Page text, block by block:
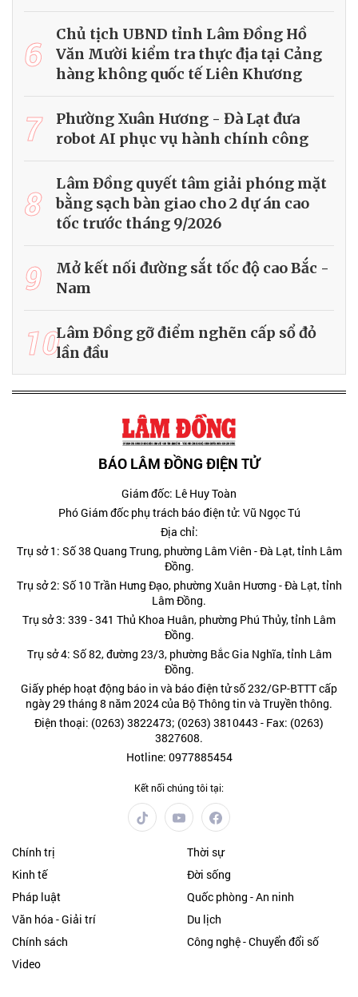
6
Chủ tịch UBND tỉnh Lâm Đồng Hồ
Văn Mười kiểm tra thực địa tại Cảng
hàng không quốc tế Liên Khương
7
Phường Xuân Hương - Đà Lạt đưa
robot AI phục vụ hành chính công
8
Lâm Đồng quyết tâm giải phóng mặt
bằng sạch bàn giao cho 2 dự án cao
tốc trước tháng 9/2026
9
Mở kết nối đường sắt tốc độ cao Bắc -
Nam
10Lâm Đồng gỡ điểm nghẽn cấp sổ đỏ
lần đầu
BÁO LÂM ĐỒNG ĐIỆN TỬ
Giám đốc: Lê Huy Toàn
Phó Giám đốc phụ trách báo điện tử: Vũ Ngọc Tú
Địa chỉ:
Trụ sở 1: Số 38 Quang Trung, phường Lâm Viên - Đà Lạt, tỉnh Lâm
Đồng.
Trụ sở 2: Số 10 Trần Hưng Đạo, phường Xuân Hương - Đà Lạt, tỉnh
Lâm Đồng.
Trụ sở 3: 339 - 341 Thủ Khoa Huân, phường Phú Thủy, tỉnh Lâm
Đồng.
Trụ sở 4: Số 82, đường 23/3, phường Bắc Gia Nghĩa, tỉnh Lâm
Đồng.
Giấy phép hoạt động báo in và báo điện tử số 232/GP-BTTT cấp
ngày 29 tháng 8 năm 2024 của Bộ Thông tin và Truyền thông.
Điện thoại: (0263) 3822473; (0263) 3810443 - Fax: (0263)
3827608.
Hotline: 0977885454
Kết nối chúng tôi tại:
Chính trị
Thời sự
Kinh tế
Đời sống
Pháp luật
Quốc phòng - An ninh
Văn hóa - Giải trí
Du lịch
Chính sách
Công nghệ - Chuyển đổi số
Video